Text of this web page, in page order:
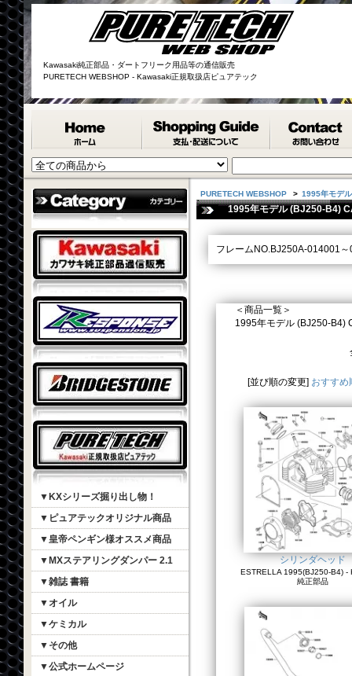
Kawasaki純正部品・ダートフリーク用品等の通信販売
PURETECH WEBSHOP - Kawasaki正規取扱店ピュアテック
▼KXシリーズ掘り出し物！
▼ピュアテックオリジナル商品
▼皇帝ペンギン様オススメ商品
▼MXステアリングダンパー 2.1
▼雑誌 書籍
▼オイル
▼ケミカル
▼その他
▼公式ホームページ
PURETECH WEBSHOP > 1995年モデ
1995年モデル (BJ250-B4)
フレームNO.BJ250A-014001
＜商品一覧＞
1995年モデル (BJ250-B4)
[並び順の変更] おすすめ
シリンダヘッド
ESTRELLA 1995(BJ250-B4) -
純正部品